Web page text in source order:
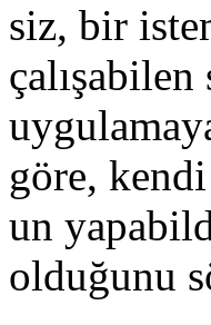
siz, bir
göre,
un
olduğunu